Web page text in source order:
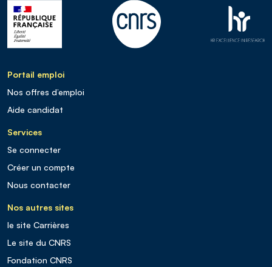
Portail emploi
Nos offres d’emploi
Aide candidat
Services
Se connecter
Créer un compte
Nous contacter
Nos autres sites
le site Carrières
Le site du CNRS
Fondation CNRS